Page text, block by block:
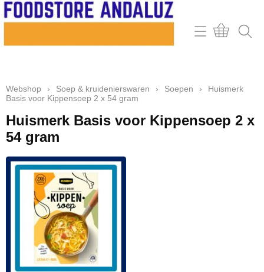
Home
Contact
Mijn account
Retour & klachten
Informatie
Webshop › Soep & kruidenierswaren › Soepen ›
Huismerk
Basis voor Kippensoep 2 x 54 gram
Huismerk Basis voor Kippensoep 2 x
54 gram